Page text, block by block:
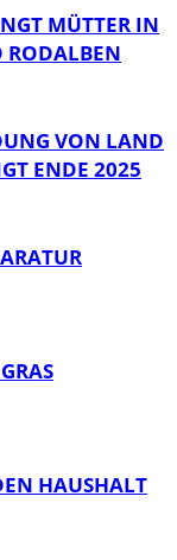
MÜTTER IN
RODALBEN
VON LAND
ENDE 2025
HAUSHALT